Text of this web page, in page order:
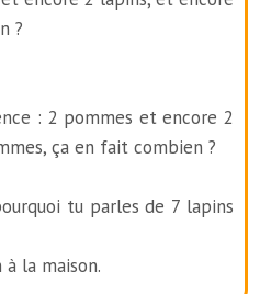
?
: 2 pommes et encore 2
ça en fait combien ?
tu parles de 7 lapins
à la maison.